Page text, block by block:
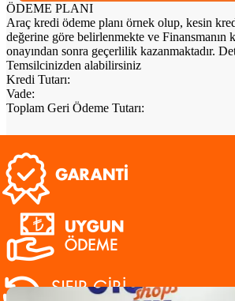
ÖDEME PLANI
Araç kredi ödeme planı örnek olup, kesin
değerine göre belirlenmekte ve Finansmanın
onayından sonra geçerlilik kazanmaktadır.
Temsilcinizden alabilirsiniz
Kredi Tutarı:
Vade:
Toplam Geri Ödeme Tutarı:
BENZER ARAÇLAR